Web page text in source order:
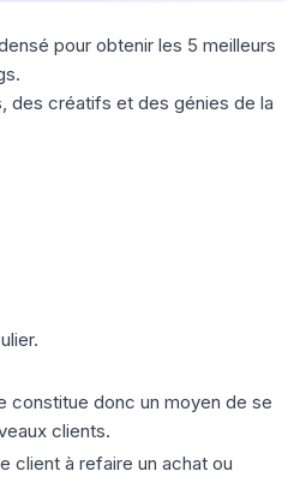
pour obtenir les 5 meilleurs
des créatifs et des génies de la
constitue donc un moyen de se
clients.
client à refaire un achat ou